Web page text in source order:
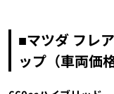
■マツダ フレ
ップ（車両価